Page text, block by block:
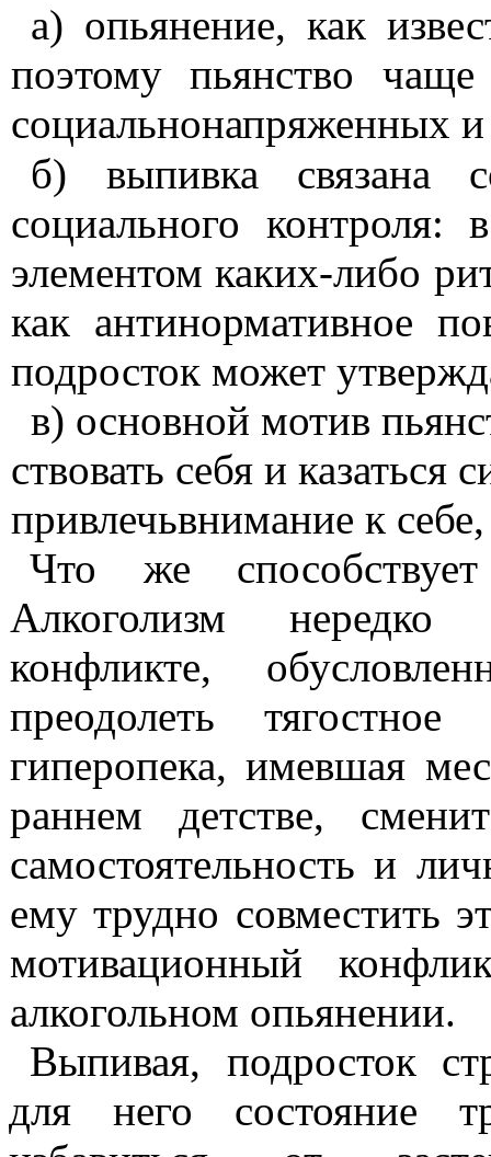
а) опьянение, как
по­этому пьянство чаще
социальнонапряженных
б)
выпивка связана
социаль­ного контроля:
элементом ка­ких-либо
как антинорма­тивное
подросток может
в) основной мотив
ствовать себя и казаться
привлечьвнимание к
Что же способствует
Алкого­лизм
конфликте,
преодолеть
гиперопека, имевшая
раннем детстве,
самостоятельность и
ему трудно совместить
мотивационный
алкоголь­ном опьянении.
Выпивая, подросток
для него состояние